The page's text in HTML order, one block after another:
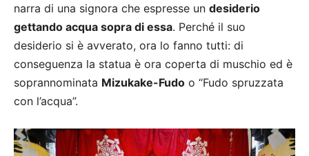
narra di una signora che espresse un desiderio
gettando acqua sopra di essa. Perché il suo
desiderio si è avverato, ora lo fanno tutti: di
conseguenza la statua è ora coperta di muschio ed è
soprannominata Mizukake-Fudo o “Fudo spruzzata
con l’acqua”.